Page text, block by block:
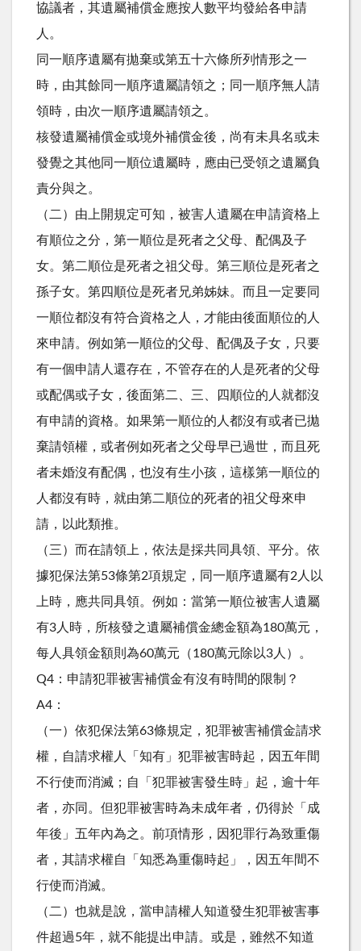
協議者，其遺屬補償金應按人數平均發給各申請
人。
同一順序遺屬有拋棄或第五十六條所列情形之一
時，由其餘同一順序遺屬請領之；同一順序無人請
領時，由次一順序遺屬請領之。
核發遺屬補償金或境外補償金後，尚有未具名或未
發覺之其他同一順位遺屬時，應由已受領之遺屬負
責分與之。
（二）由上開規定可知，被害人遺屬在申請資格上
有順位之分，第一順位是死者之父母、配偶及子
女。第二順位是死者之祖父母。第三順位是死者之
孫子女。第四順位是死者兄弟姊妹。而且一定要同
一順位都沒有符合資格之人，才能由後面順位的人
來申請。例如第一順位的父母、配偶及子女，只要
有一個申請人還存在，不管存在的人是死者的父母
或配偶或子女，後面第二、三、四順位的人就都沒
有申請的資格。如果第一順位的人都沒有或者已拋
棄請領權，或者例如死者之父母早已過世，而且死
者未婚沒有配偶，也沒有生小孩，這樣第一順位的
人都沒有時，就由第二順位的死者的祖父母來申
請，以此類推。
（三）而在請領上，依法是採共同具領、平分。依
據犯保法第53條第2項規定，同一順序遺屬有2人以
上時，應共同具領。例如：當第一順位被害人遺屬
有3人時，所核發之遺屬補償金總金額為180萬元，
每人具領金額則為60萬元（180萬元除以3人）。
Q4：申請犯罪被害補償金有沒有時間的限制？
A4：
（一）依犯保法第63條規定，犯罪被害補償金請求
權，自請求權人「知有」犯罪被害時起，因五年間
不行使而消滅；自「犯罪被害發生時」起，逾十年
者，亦同。但犯罪被害時為未成年者，仍得於「成
年後」五年內為之。前項情形，因犯罪行為致重傷
者，其請求權自「知悉為重傷時起」，因五年間不
行使而消滅。
（二）也就是說，當申請權人知道發生犯罪被害事
件超過5年，就不能提出申請。或是，雖然不知道